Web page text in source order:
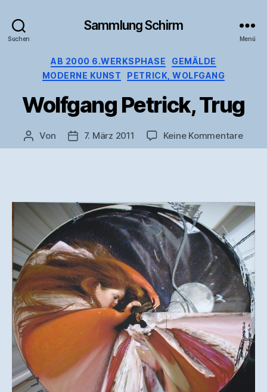
Suchen
Sammlung Schirm
Menü
Kategorien
AB 2000 6.WERKSPHASE
GEMÄLDE
MODERNE KUNST
PETRICK, WOLFGANG
Wolfgang Petrick, Trug
Beitragsautor
Von Veröffentlichungsdatum
7. März 2011 Keine Kommentarezu